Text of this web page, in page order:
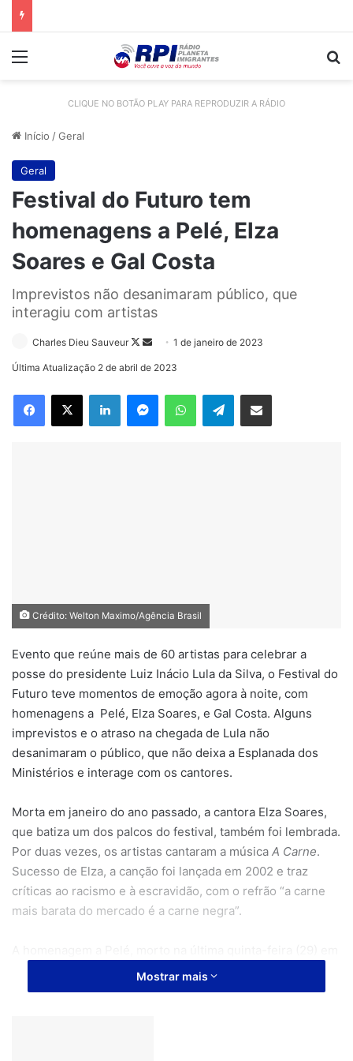
Menu
CLIQUE NO BOTÃO PLAY PARA REPRODUZIR A RÁDIO
Início /Geral
Geral
Festival do Futuro tem
homenagens a Pelé, Elza
Soares e Gal Costa
Imprevistos não desanimaram público, que
interagiu com artistas
Charles Dieu Sauveur
Follow
Mande
mail
1 de janeiro de 2023
Última Atualização 2 de abril de 2023
Facebook
X LinkedinMessengerWhatsAppTelegramCompartilhar via e-mail
Crédito: Welton Maximo/Agência Brasil
Evento que reúne mais de 60 artistas para celebrar a
posse do presidente Luiz Inácio Lula da Silva, o Festival do
Futuro teve momentos de emoção agora à noite, com
homenagens a Pelé, Elza Soares, e Gal Costa. Alguns
imprevistos e o atraso na chegada de Lula não
desanimaram o público, que não deixa a Esplanada dos
Ministérios e interage com os cantores.
Morta em janeiro do ano passado, a cantora Elza Soares,
que batiza um dos palcos do festival, também foi lembrada.
Por duas vezes, os artistas cantaram a música A Carne.
Sucesso de Elza, a canção foi lançada em 2002 e traz
críticas ao racismo e à escravidão, com o refrão “a carne
mais barata do mercado é a carne negra”.
decorrência de um câncer de cólon, começou por volta das
21h10, quando os telões começaram a exibir um vídeo com
Mostrar mais